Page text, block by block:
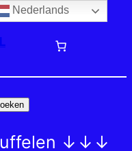
↓↓↓
Nederlands